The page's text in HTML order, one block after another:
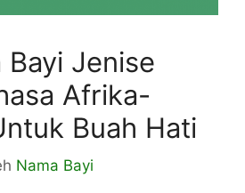
Jenise
Afrika-
Buah Hati
Nama Bayi